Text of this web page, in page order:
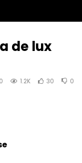
de lux
0 1.2K 30 0